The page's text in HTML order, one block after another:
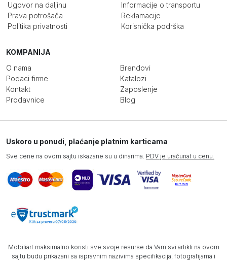
Ugovor na daljinu
Prava potrošača
Politika privatnosti
Informacije o transportu
Reklamacije
Korisnička podrška
KOMPANIJA
O nama
Podaci firme
Kontakt
Prodavnice
Brendovi
Katalozi
Zaposlenje
Blog
Uskoro u ponudi, plaćanje platnim karticama
Sve cene na ovom sajtu iskazane su u dinarima. PDV je uračunat u cenu.
Mobiliart maksimalno koristi sve svoje resurse da Vam svi artikli na ovom
sajtu budu prikazani sa ispravnim nazivima specifikacija, fotografijama i